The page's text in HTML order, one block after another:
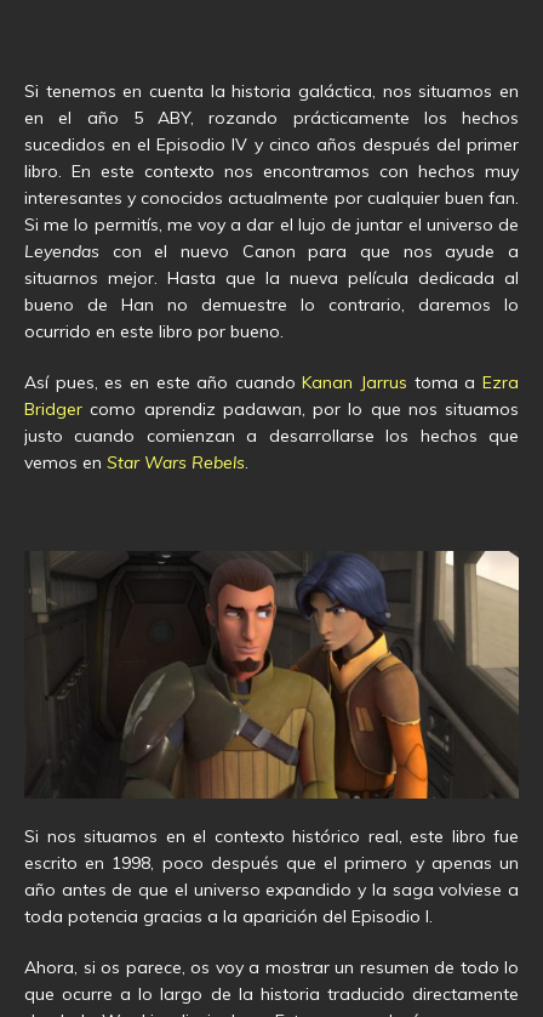
Si tenemos en cuenta la historia galáctica, nos situamos en
en el año 5 ABY, rozando prácticamente los hechos
sucedidos en el Episodio IV y cinco años después del primer
libro. En este contexto nos encontramos con hechos muy
interesantes y conocidos actualmente por cualquier buen fan.
Si me lo permitís, me voy a dar el lujo de juntar el universo de
Leyendas con el nuevo Canon para que nos ayude a
situarnos mejor. Hasta que la nueva película dedicada al
bueno de Han no demuestre lo contrario, daremos lo
ocurrido en este libro por bueno.
Así pues, es en este año cuandoKanan Jarrus toma aEzra
Bridger como aprendiz padawan, por lo que nos situamos
justo cuando comienzan a desarrollarse los hechos que
vemos en Star Wars Rebels.
Si nos situamos en el contexto histórico real, este libro fue
escrito en 1998, poco después que el primero y apenas un
año antes de que el universo expandido y la saga volviese a
toda potencia gracias a la aparición del Episodio I.
Ahora, si os parece, os voy a mostrar un resumen de todo lo
que ocurre a lo largo de la historia traducido directamente